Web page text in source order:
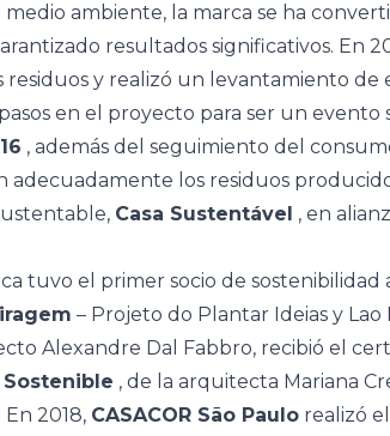
medio ambiente, la marca se ha
resultados significativos. En
residuos y realizó un levantamiento de
en el proyecto para ser un evento
, además del seguimiento del
adecuadamente los residuos
Casa Sustentável , en
tuvo el primer socio de sostenibilidad
– Projeto do Plantar Ideias y Lao
Alexandre Dal Fabbro, recibió el
Sostenible , de la arquitecta Mariana
. En 2018, CASACOR São Paulo realizó el